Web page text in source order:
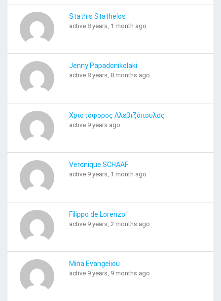
Stathis Stathelos
active 8 years, 1 month ago
Jenny Papadonikolaki
active 8 years, 8 months ago
Χριστόφορος Αλεβιζόπουλος
active 9 years ago
Veronique SCHAAF
active 9 years, 1 month ago
Filippo de Lorenzo
active 9 years, 2 months ago
Mina Evangeliou
active 9 years, 9 months ago